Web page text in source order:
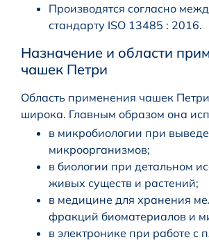
Производятся согласно
стандарту ISO 13485 : 2016.
Назначение и области
чашек Петри
Область применения чашек
широка. Главным образом она
в микробиологии при
микроорганизмов;
в биологии при детальном
живых существ и растений;
в медицине для хранения
фракций биоматериалов и
в электронике при работе с